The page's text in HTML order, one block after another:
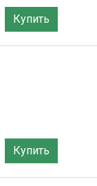
Купить
Купить